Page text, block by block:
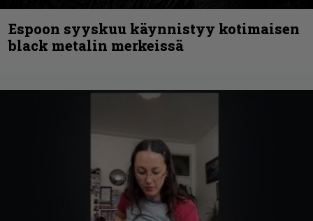
Espoon syyskuu käynnistyy kotimaisen
black metalin merkeissä